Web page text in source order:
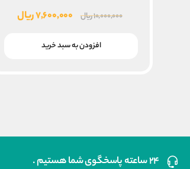
۱۰,۰۰۰,۰۰۰ریال
قیمت
۷,۶۰۰,۰۰۰ریالقیمت
افزودن به سبد خرید
۲۴ ساعته پاسخگوی شما هستیم .